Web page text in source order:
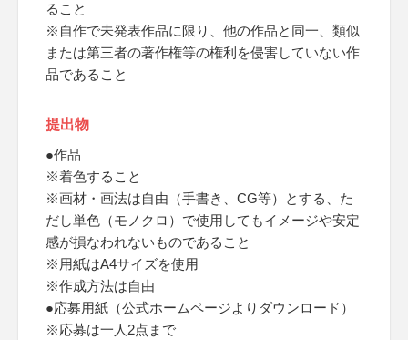
ること
※自作で未発表作品に限り、他の作品と同一、類似
または第三者の著作権等の権利を侵害していない作
品であること
提出物
●作品
※着色すること
※画材・画法は自由（手書き、CG等）とする、た
だし単色（モノクロ）で使用してもイメージや安定
感が損なわれないものであること
※用紙はA4サイズを使用
※作成方法は自由
●応募用紙（公式ホームページよりダウンロード）
※応募は一人2点まで